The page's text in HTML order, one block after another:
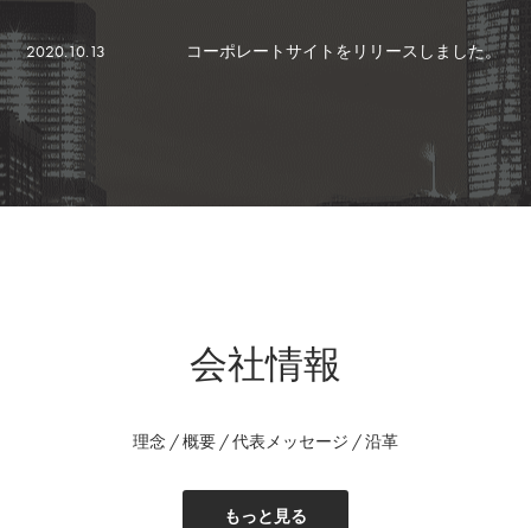
2020.10.13 コーポレートサイトをリリースしました。
会社情報
理念 / 概要 / 代表メッセージ / 沿革
もっと見る